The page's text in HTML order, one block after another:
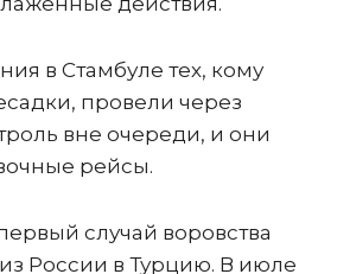
в Стамбуле тех, кому
провели через
вне очереди, и они
рейсы.
случай воровства
России в Турцию. В июле